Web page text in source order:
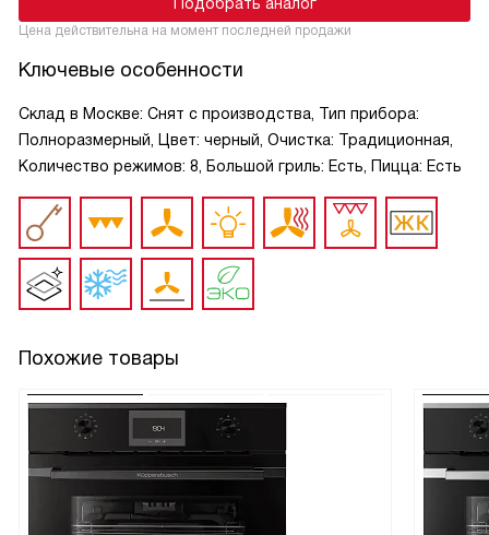
Цена действительна на момент последней продажи
Ключевые особенности
Склад в Москве: Снят с производства, Тип прибора:
Полноразмерный, Цвет: черный, Очистка: Традиционная,
Количество режимов: 8, Большой гриль: Есть, Пицца: Есть
Похожие товары